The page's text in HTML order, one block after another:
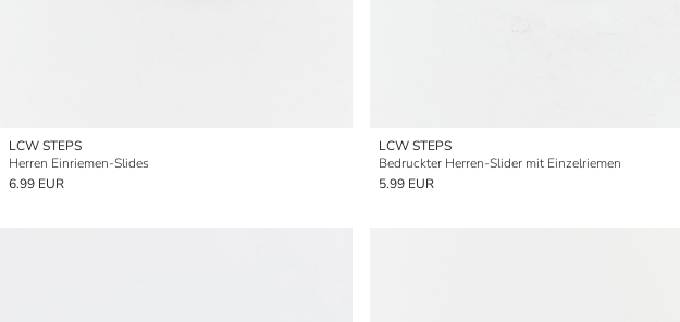
LCW STEPS
Herren Einriemen-Slides
6.99 EUR
LCW STEPS
Bedruckter Herren-Slider mit Einzelriemen
5.99 EUR